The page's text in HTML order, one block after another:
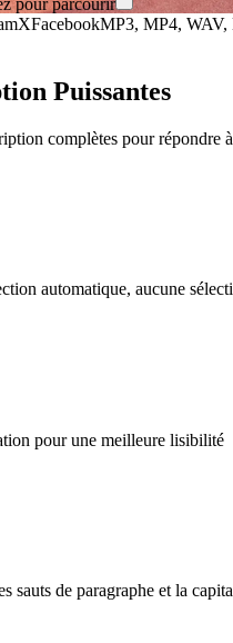
XFacebookMP3, MP4,
Puissantes
complètes pour répondre
automatique, aucune
pour une meilleure lisibilité
sauts de paragraphe et la